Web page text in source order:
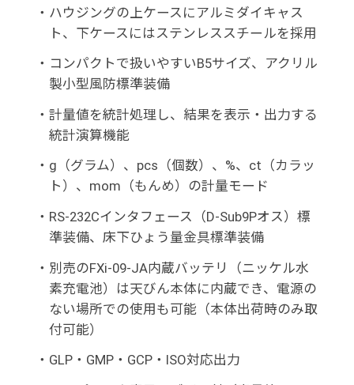
・ ハウジングの上ケースにアルミダイキャス
ト、下ケースにはステンレススチールを採用
・ コンパクトで扱いやすいB5サイズ、アクリル
製小型風防標準装備
・ 計量値を統計処理し、結果を表示・出力する
統計演算機能
・ g（グラム）、pcs（個数）、%、ct（カラッ
ト）、mom（もんめ）の計量モード
・ RS-232Cインタフェース（D-Sub9Pオス）標
準装備、床下ひょう量金具標準装備
・ 別売のFXi-09-JA内蔵バッテリ（ニッケル水
素充電池）は天びん本体に内蔵でき、電源の
ない場所での使用も可能（本体出荷時のみ取
付可能）
・ GLP・GMP・GCP・ISO対応出力